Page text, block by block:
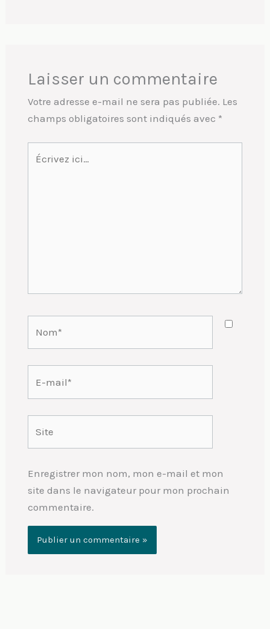
Laisser un commentaire
Votre adresse e-mail ne sera pas publiée. Les
champs obligatoires sont indiqués avec *
Enregistrer mon nom, mon e-mail et mon
site dans le navigateur pour mon prochain
commentaire.